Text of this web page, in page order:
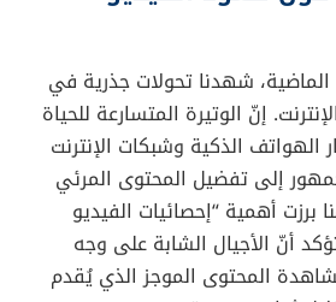
باتت اليوم من أكثر المواضيع
الرقمي وصناعة المحتوى، إذ تشير
الحديثة إلى أنّ المقاطع
طريقة استخدامنا لمنصات التواصل
الاجتماعي. لقد تصدّرت تيك توك (TikTok) هذه الموجة منذ
إنستغرام التي طوّرت أداة “ريلز”